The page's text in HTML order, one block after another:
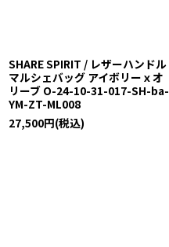
SHARE SPIRIT / レザーハンドル
マルシェバッグ アイボリーｘオ
リーブ O-24-10-31-017-SH-ba-
YM-ZT-ML008
27,500円(税込)